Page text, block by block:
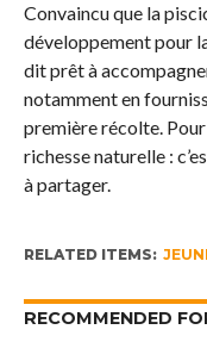
Convaincu que la
développement pour
dit prêt à
notamment en
première récolte. Pour
richesse naturelle :
à partager.
RELATED ITEMS:
RECOMMENDED